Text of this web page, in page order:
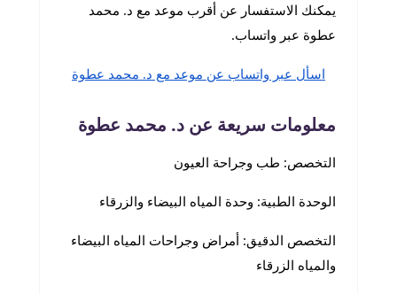
يمكنك الاستفسار عن أقرب موعد مع د. محمد
عطوة عبر واتساب.
اسأل عبر واتساب عن موعد مع د. محمد عطوة
معلومات سريعة عن د. محمد عطوة
التخصص: طب وجراحة العيون
الوحدة الطبية: وحدة المياه البيضاء والزرقاء
التخصص الدقيق: أمراض وجراحات المياه البيضاء
والمياه الزرقاء